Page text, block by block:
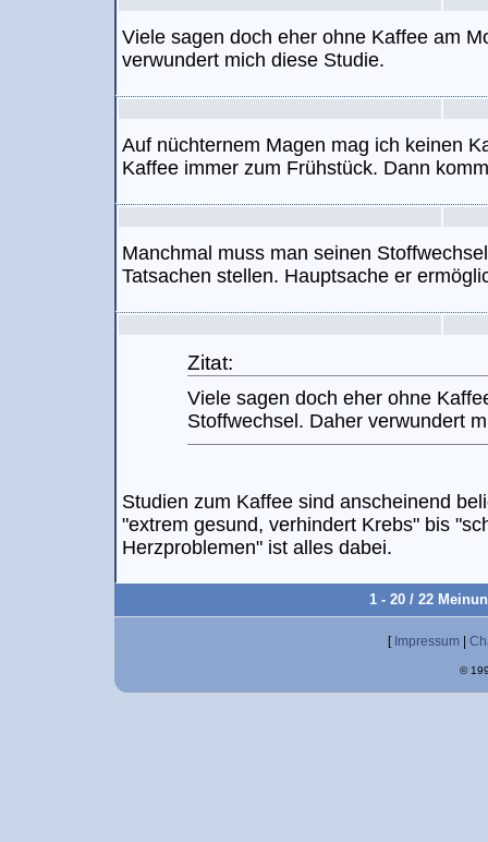
Viele sagen doch eher ohne Kaffee am
verwundert mich diese Studie.
Auf nüchternem Magen mag ich keinen
Kaffee immer zum Frühstück. Dann
Manchmal muss man seinen
Tatsachen stellen. Hauptsache er
Zitat:
Viele sagen doch eher ohne
Stoffwechsel. Daher verwundert
Studien zum Kaffee sind anscheinend
"extrem gesund, verhindert Krebs" bis
Herzproblemen" ist alles dabei.
1 - 20 / 22
[ Impressum
©